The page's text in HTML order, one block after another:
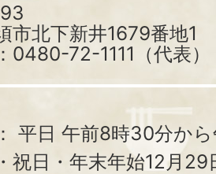
市北下新井1679番地1
0480-72-1111（代表）
平日 午前8時30分か
祝日・年末年始12月